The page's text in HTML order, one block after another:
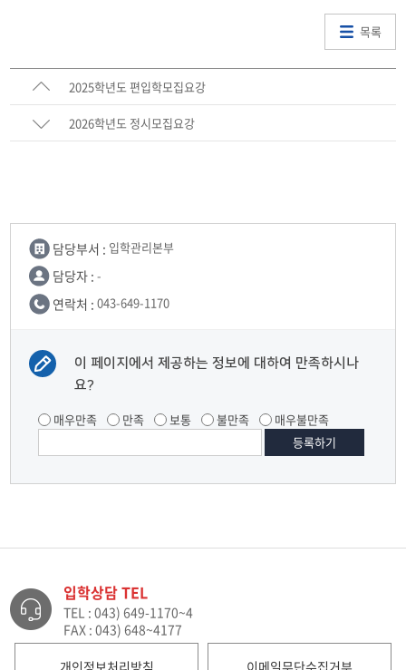
목록
2025학년도 편입학모집요강
2026학년도 정시모집요강
담당부서 : 입학관리본부
담당자 : -
연락처 : 043-649-1170
이 페이지에서 제공하는 정보에 대하여 만족하시나
요?
매우만족 만족 보통 불만족 매우불만족
입학상담 TEL
TEL : 043) 649-1170~4
FAX : 043) 648~4177
개인정보처리방침 이메일무단수집거부